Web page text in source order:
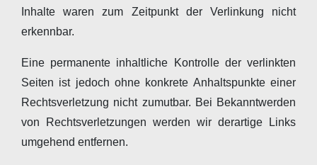
Inhalte waren zum Zeitpunkt der Verlinkung nicht
erkennbar.
Eine permanente inhaltliche Kontrolle der verlinkten
Seiten ist jedoch ohne konkrete Anhaltspunkte einer
Rechtsverletzung nicht zumutbar. Bei Bekanntwerden
von Rechtsverletzungen werden wir derartige Links
umgehend entfernen.